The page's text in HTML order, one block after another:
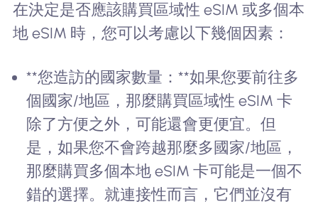
在決定是否應該購買區域性 eSIM 或多個本
地 eSIM 時，您可以考慮以下幾個因素：
**您造訪的國家數量：**如果您要前往多
個國家/地區，那麼購買區域性 eSIM 卡
除了方便之外，可能還會更便宜。但
是，如果您不會跨越那麼多國家/地區，
那麼購買多個本地 eSIM 卡可能是一個不
錯的選擇。就連接性而言，它們並沒有